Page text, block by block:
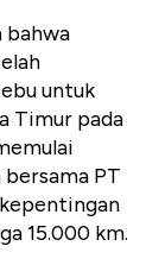
bahwa
untuk
Timur pada
PT
15.000 km.